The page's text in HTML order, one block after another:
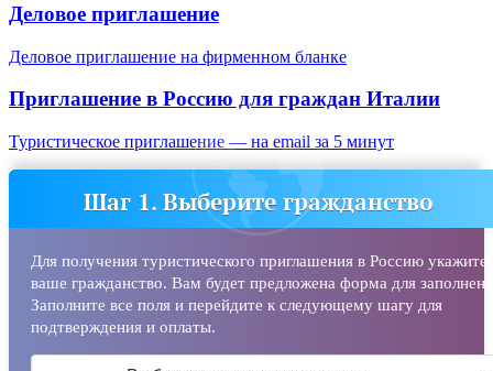
Деловое приглашение
Деловое приглашение на фирменном бланке
Приглашение в Россию для граждан Италии
Туристическое приглашение — на email за 5 минут
Шаг 1. Выберите гражданство
Для получения туристического приглашения в Россию укажите
ваше гражданство. Вам будет предложена форма для
Заполните все поля и перейдите к следующему шагу для
подтверждения и оплаты.